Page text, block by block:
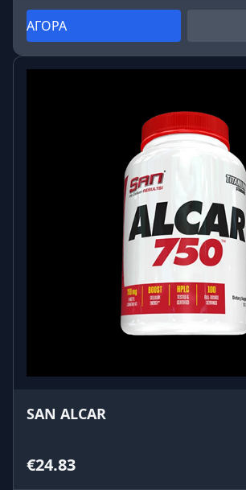
ΑΓΟΡΑ
SAN ALCAR
€24.83